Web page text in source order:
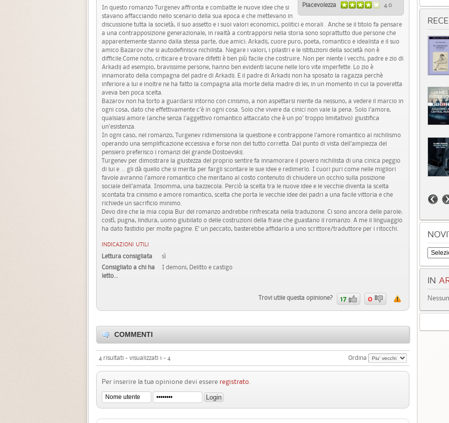
Piacevolezza
4.0
In questo romanzo Turgenev affronta e combatte le nuove idee che si
stavano affacciando nello scenario della sua epoca e che mettevano in
discussione tutta la società, il suo assetto e i suoi valori economici, politici e morali . Anche se il titolo fa pensare
a una contrapposizione generazionale, in realtà a contrapporsi nella storia sono soprattutto due persone che
apparentemente stanno dalla stessa parte, due amici: Arkadij, cuore puro, poeta, romantico e idealista e il suo
amico Bazarov che si autodefinisce nichilista. Negare i valori, i pilastri e le istituzioni della società non è
difficile.Come noto, criticare e trovare difetti è ben più facile che costruire. Non per niente i vecchi, padre e zio di
Arkadij ad esempio, bravissime persone, hanno ben evidenti lacune nelle loro vite imperfette. Lo zio è
innamorato della compagna del padre di Arkadij. E il padre di Arkadij non ha sposato la ragazza perchè
inferiore a lui e inoltre ne ha fatto la compagna alla morte della madre di lei, in un momento in cui la poveretta
aveva ben poca scelta.
Bazarov non ha torto a guardarsi intorno con cinismo, a non aspettarsi niente da nessuno, a vedere il marcio in
ogni cosa, dato che effettivamente c'è in ogni cosa. Solo che vivere da cinici non vale la pena. Solo l'amore,
qualsiasi amore (anche senza l'aggettivo romantico attaccato che è un po' troppo limitativo) giustifica
un'esistenza.
In ogni caso, nel romanzo, Turgenev ridimensiona la questione e contrappone l'amore romantico al nichilismo
operando una semplificazione eccessiva e forse non del tutto corretta. Dal punto di vista dell'ampiezza del
pensiero preferisco i romanzi del grande Dostoevskij.
Turgenev per dimostrare la giustezza del proprio sentire fa innamorare il povero nichilista di una cinica peggio
di lui e ... gli dà quello che si merita per fargli scontare le sue idee e redimerlo. I cuori puri come nelle migliori
favole avranno l'amore romantico che meritano al costo contenuto di chiudere un occhio sulla posizione
sociale dell'amata. Insomma, una bazzecola. Perciò la scelta tra le nuove idee e le vecchie diventa la scelta
scontata tra cinismo e amore romantico, scelta che porta le vecchie idee dei padri a una facile vittoria e che
richiede un sacrificio minimo.
Devo dire che la mia copia Bur del romanzo andrebbe rinfrescata nella traduzione. Ci sono ancora delle parole:
costì, pugna, lindura, uomo giubilato o delle costruzioni della frase che guastano il romanzo. A me il linguaggio
ha dato fastidio per molte pagine. E' un peccato, basterebbe affidarlo a uno scrittore/traduttore per i ritocchi.
INDICAZIONI UTILI
Lettura consigliata
sì
Consigliato a chi ha
letto...
I demoni, Delitto e castigo
Trovi utile questa opinione? 17 0
COMMENTI
4 risultati - visualizzati 1 - 4 Ordina
Per inserire la tua opinione devi essere registrato
IN